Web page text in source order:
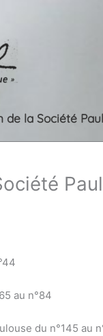
de la Société
au n°84
du n°145 au